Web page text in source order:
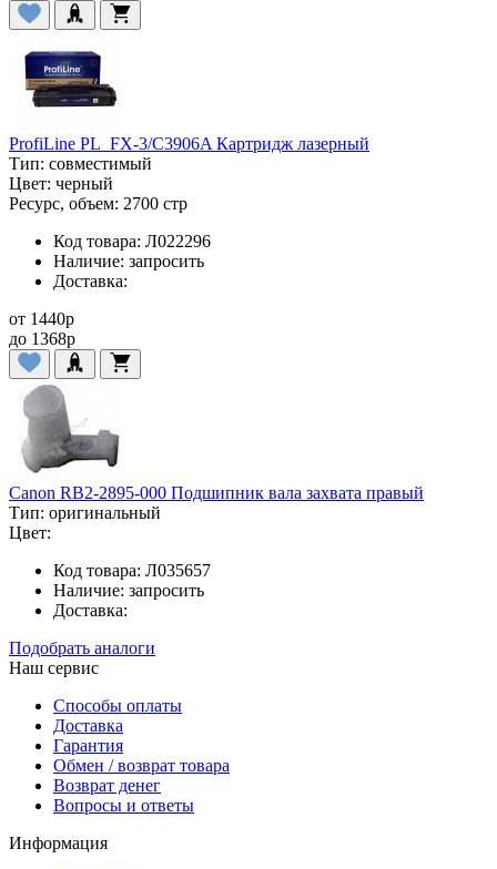
ProfiLine PL_FX-3/C3906A Картридж лазерный
Тип: совместимый
Цвет: черный
Ресурс, объем: 2700 стр
Код товара: Л022296
Наличие: запросить
Доставка:
от 1440p
до 1368p
Canon RB2-2895-000 Подшипник вала захвата правый
Тип: оригинальный
Цвет:
Код товара: Л035657
Наличие: запросить
Доставка:
Подобрать аналоги
Наш сервис
Способы оплаты
Доставка
Гарантия
Обмен / возврат товара
Возврат денег
Вопросы и ответы
Информация